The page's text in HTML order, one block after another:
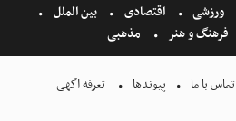
ورزشی اقتصادی
بین الملل
فرهنگ و هنر مذهبی
تماس با ما پیوندها تعرفه اگهی